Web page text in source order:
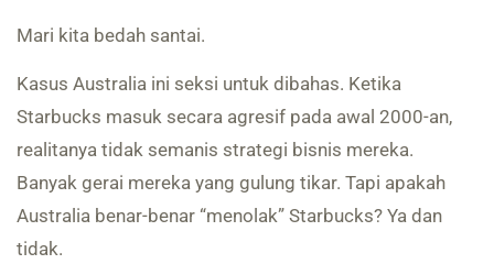
Mari kita bedah santai.
Kasus Australia ini seksi untuk dibahas. Ketika
Starbucks masuk secara agresif pada awal 2000-an,
realitanya tidak semanis strategi bisnis mereka.
Banyak gerai mereka yang gulung tikar. Tapi apakah
Australia benar-benar “menolak” Starbucks? Ya dan
tidak.